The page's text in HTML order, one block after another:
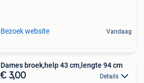
Bezoek website Vandaag
Dames broek,help 43 cm,lengte 94 cm
€ 3,00 Details